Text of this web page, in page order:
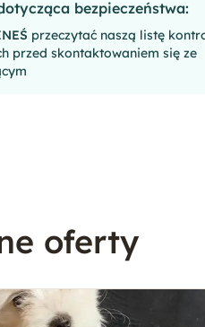
bezpieczeństwa:
przeczytać naszą listę
przed skontaktowaniem się ze
oferty